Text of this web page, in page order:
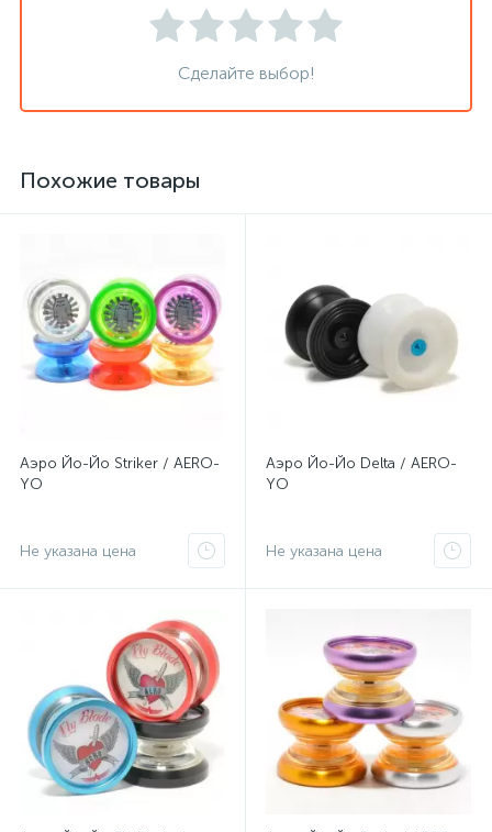
Сделайте выбор!
Похожие товары
Аэро Йо-Йо Striker / AERO-
YO
Не указана цена
Аэро Йо-Йо Delta / AERO-
YO
Не указана цена